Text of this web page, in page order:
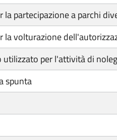
la partecipazione a parchi
la volturazione
utilizzato per l'attività di
spunta